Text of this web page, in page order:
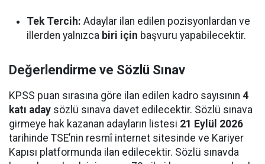
Tek Tercih: Adaylar ilan edilen pozisyonlardan ve
illerden yalnızca biri için başvuru yapabilecektir.
Değerlendirme ve Sözlü Sınav
KPSS puan sırasına göre ilan edilen kadro sayısının 4
katı aday sözlü sınava davet edilecektir. Sözlü sınava
girmeye hak kazanan adayların listesi 21 Eylül 2026
tarihinde TSE’nin resmî internet sitesinde ve Kariyer
Kapısı platformunda ilan edilecektir. Sözlü sınavda